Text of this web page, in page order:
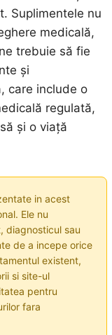
Suplimentele nu
medicală,
trebuie să fie
și
care include o
regulată,
și o viață
in acest
Ele nu
diagnosticul sau
de a incepe orice
existent,
si site-ul
pentru
fara